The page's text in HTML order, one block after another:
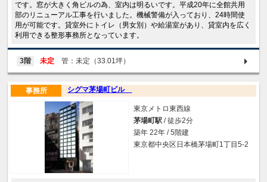
です。窓が大きく角ビルの為、室内は明るいです。平成20年に全館共用
部のリニューアル工事を行いました。機械警備が入っており、24時間使
用が可能です。貸室外にトイレ（男女別）や給湯室があり、貸室内を広く
利用できる整形事務所となっています。
3階 未定 管：未定（33.01坪）
シグマ茅場町ビル
事務所
東京メトロ東西線
茅場町駅 / 徒歩2分
築年 22年 / 5階建
東京都中央区日本橋茅場町1丁目5-2